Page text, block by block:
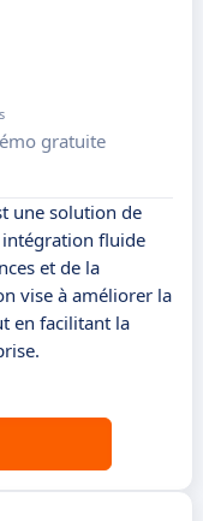
gratuite
une solution de
fluide
et de la
vise à améliorer la
en facilitant la